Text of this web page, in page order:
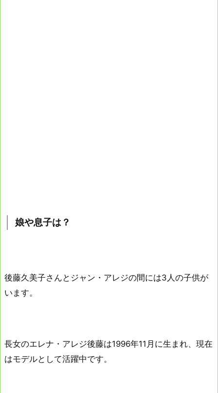
娘や息子は？
後藤久美子さんとジャン・アレジの間には3人の子供が
います。
長女のエレナ・アレジ後藤は1996年11月に生まれ、現在
はモデルとして活躍中です。